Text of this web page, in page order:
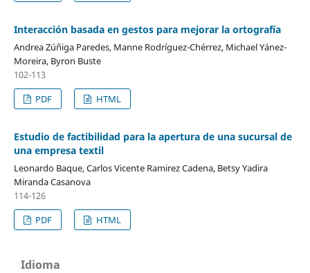
Interacción basada en gestos para mejorar la ortografía
Andrea Zúñiga Paredes, Manne Rodríguez-Chérrez, Michael Yánez-
Moreira, Byron Buste
102-113
PDF
HTML
Estudio de factibilidad para la apertura de una sucursal de
una empresa textil
Leonardo Baque, Carlos Vicente Ramirez Cadena, Betsy Yadira
Miranda Casanova
114-126
PDF
HTML
Idioma